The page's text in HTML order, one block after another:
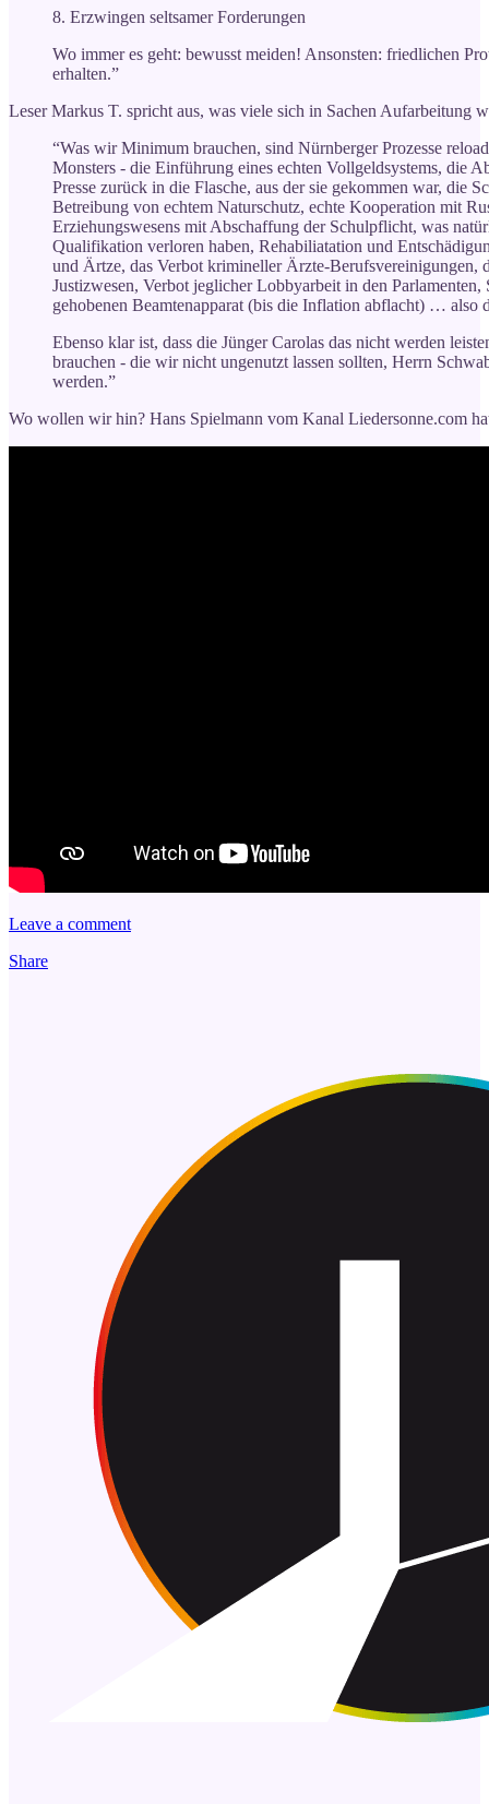
8. Erzwingen seltsamer Forderungen
Wo immer es geht: bewusst meiden! Ansonsten: friedlichen
erhalten.”
Leser Markus T. spricht aus, was viele sich in Sachen Aufarbeitung
“Was wir Minimum brauchen, sind Nürnberger Prozesse
Monsters - die Einführung eines echten Vollgeldsystems, die
Presse zurück in die Flasche, aus der sie gekommen war, die
Betreibung von echtem Naturschutz, echte Kooperation mit
Erziehungswesens mit Abschaffung der Schulpflicht, was
Qualifikation verloren haben, Rehabiliatation und
und Ärtze, das Verbot krimineller Ärzte-Berufsvereinigungen,
Justizwesen, Verbot jeglicher Lobbyarbeit in den
gehobenen Beamtenapparat (bis die Inflation abflacht) … also
Ebenso klar ist, dass die Jünger Carolas das nicht werden
brauchen - die wir nicht ungenutzt lassen sollten, Herrn
werden.”
Wo wollen wir hin? Hans Spielmann vom Kanal Liedersonne.com
Leave a comment
Share